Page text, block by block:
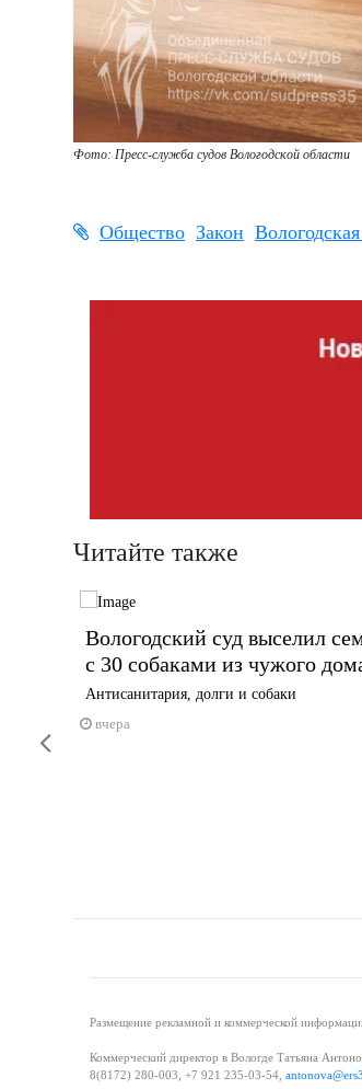
Фото: Пресс-служба судов Вологодской области
Общество Закон
Читайте также
Вологодский суд выселил
с 30 собаками из чужого
Антисанитария, долги и собаки
вчера
Размещение рекламной и коммерческой
Коммерческий директор в Вологде Татьяна
8(8172) 280-003, +7 921 235-03-54,